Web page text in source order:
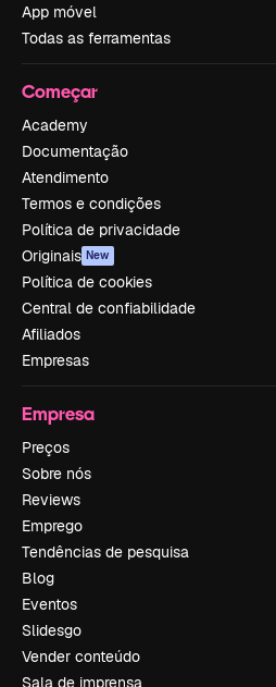
App móvel
Todas as ferramentas
Começar
Academy
Documentação
Atendimento
Termos e condições
Política de privacidade
Originais New
Política de cookies
Central de confiabilidade
Afiliados
Empresas
Empresa
Preços
Sobre nós
Reviews
Emprego
Tendências de pesquisa
Blog
Eventos
Slidesgo
Vender conteúdo
Sala de imprensa